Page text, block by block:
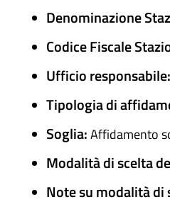
Denominazione
Codice Fiscale
Ufficio responsabile:
Tipologia di
Soglia:Affidamento
Modalità di scelta
Note su modalità di